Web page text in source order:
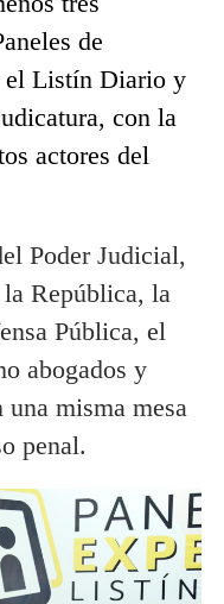
de
el Listín Diario y
con la
actores del
Poder Judicial,
República, la
Pública, el
abogados y
una misma mesa
penal.